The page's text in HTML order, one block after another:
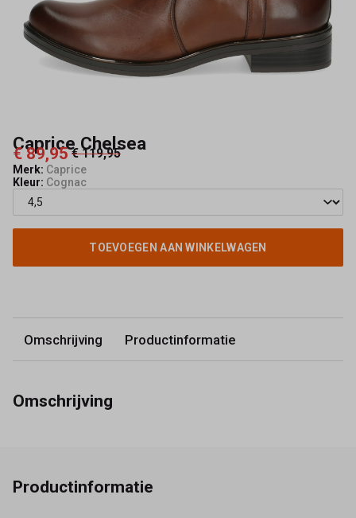
Caprice Chelsea
€ 89,95 € 119,95
Merk: Caprice
Kleur: Cognac
TOEVOEGEN AAN WINKELWAGEN
Omschrijving Productinformatie
Omschrijving
Productinformatie